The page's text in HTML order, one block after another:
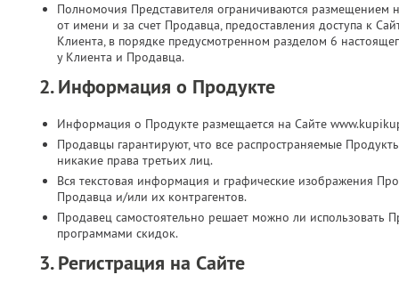
Полномочия Представителя ограничиваются
от имени и за счет Продавца, предоставления доступа к
Клиента, в порядке предусмотренном разделом 6
у Клиента и Продавца.
2. Информация о Продукте
Информация о Продукте размещается на Сайте
Продавцы гарантируют, что все распространяемые
никакие права третьих лиц.
Вся текстовая информация и графические изображения
Продавца и/или их контрагентов.
Продавец самостоятельно решает можно ли
программами скидок.
3. Регистрация на Сайте